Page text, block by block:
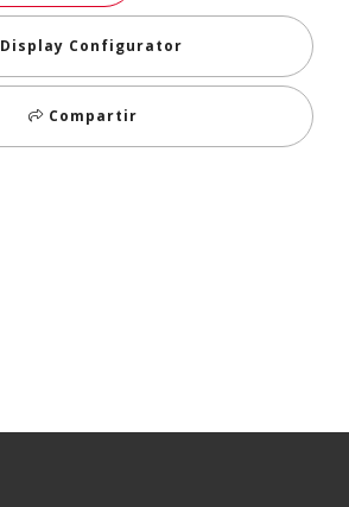
Display Configurator
Compartir